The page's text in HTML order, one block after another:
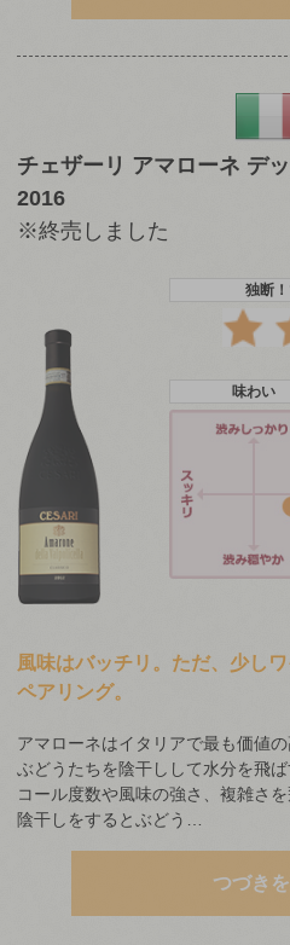
チェザーリ アマローネ デ
2016
※終売しました
独断
味わい
風味はバッチリ。ただ、少し
ペアリング。
アマローネはイタリアで最も価値
ぶどうたちを陰干しして水分を飛
コール度数や風味の強さ、複雑さ
陰干しをするとぶどう…
つづき